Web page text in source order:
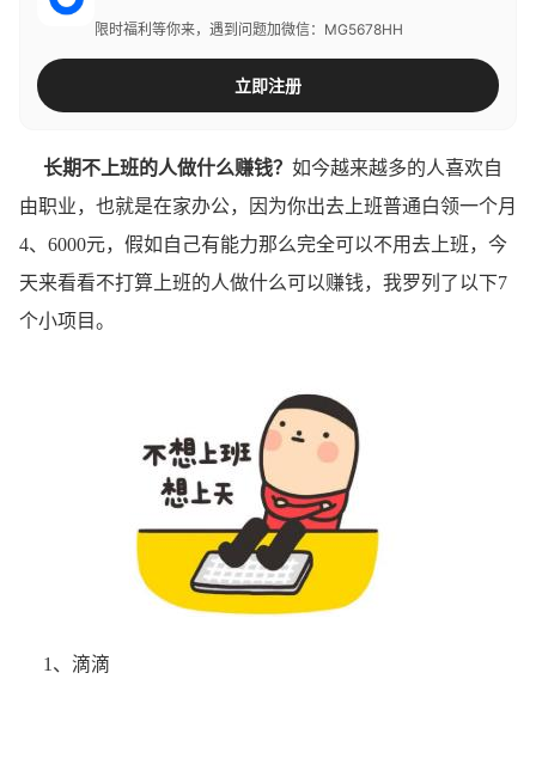
限时福利等你来，遇到问题加微信：MG5678HH
立即注册
长期不上班的人做什么赚钱？ 如今越来越多的人喜欢自
由职业，也就是在家办公，因为你出去上班普通白领一个月
4、6000元，假如自己有能力那么完全可以不用去上班，今
天来看看不打算上班的人做什么可以赚钱，我罗列了以下7
个小项目。
1、滴滴